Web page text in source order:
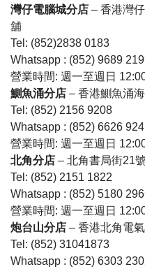
灣仔電腦城分店 – 香港灣
舖
Tel: (852)2838 0183
Whatsapp : (852) 9689
營業時間: 週一至週日
鰂魚涌分店 – 香港鰂魚涌
Tel: (852) 2156 9208
Whatsapp : (852) 6626
營業時間: 週一至週日
北角分店 – 北角書局街21
Tel: (852) 2151 1822
Whatsapp : (852) 5180
營業時間: 週一至週日
炮台山分店 – 香港北角電
Tel: (852) 31041873
Whatsapp : (852) 6303